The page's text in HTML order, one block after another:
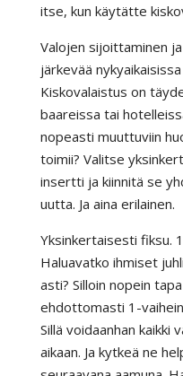
itse, kun käytätte
Valojen sijoittaminen
järkevää
Kiskovalaistus on
baareissa tai
nopeasti muuttuviin
toimii? Valitse
insertti ja kiinnitä se
uutta. Ja aina erilainen.
Yksinkertaisesti fiksu.
Haluavatko ihmiset
asti? Silloin nopein
ehdottomasti 1-
Sillä voidaanhan kaikki
aikaan. Ja kytkeä ne